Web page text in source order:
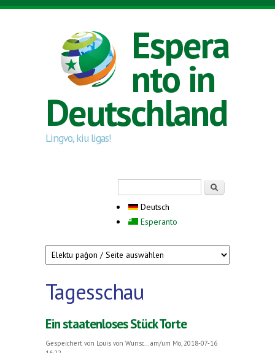
Direkt zum Inhalt
Espera
nto in
Deutschland
Lingvo, kiu ligas!
Deutsch
Esperanto
Tagesschau
Ein staatenloses Stück Torte
Gespeichert von Louis von Wunsc...
am/um Mo, 2018-07-16